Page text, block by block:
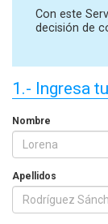
Con este
decisión de
1.- Ingresa
Nombre
Apellidos